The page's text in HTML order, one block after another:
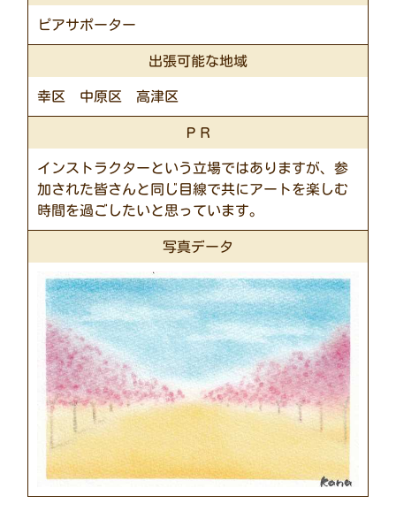
ピアサポーター
出張可能な地域
幸区 中原区 高津区
ＰＲ
インストラクターという立場ではありますが、参
加された皆さんと同じ目線で共にアートを楽しむ
時間を過ごしたいと思っています。
写真データ